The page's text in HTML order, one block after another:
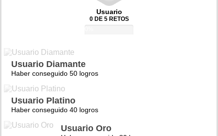
Usuario
0 DE 5 RETOS
Usuario Diamante
Haber conseguido 50 logros
Usuario Platino
Haber conseguido 40 logros
Usuario Oro